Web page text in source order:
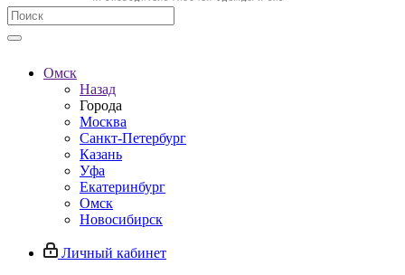
Омск
Назад
Города
Москва
Санкт-Петербург
Казань
Уфа
Екатеринбург
Омск
Новосибирск
Личный кабинет